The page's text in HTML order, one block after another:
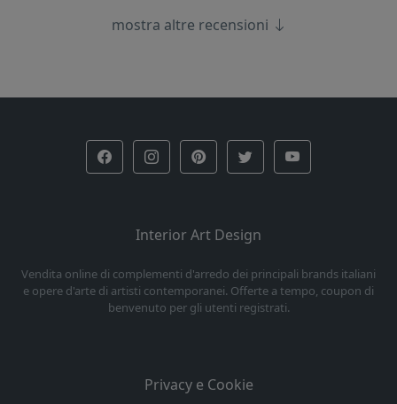
mostra altre recensioni
Interior Art Design
Vendita online di complementi d'arredo dei principali brands italiani
e opere d'arte di artisti contemporanei. Offerte a tempo, coupon di
benvenuto per gli utenti registrati.
Privacy e Cookie